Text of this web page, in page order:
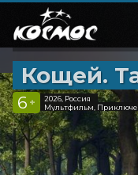
Кощей.
6 +
2026, Россия
Мультфильм,